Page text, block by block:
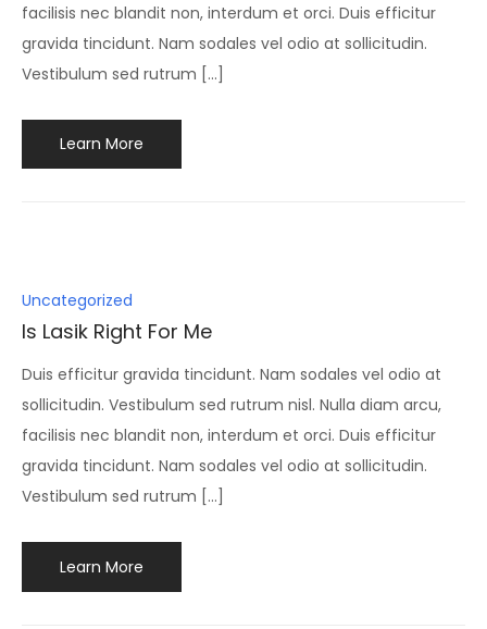
facilisis nec blandit non, interdum et orci. Duis efficitur
gravida tincidunt. Nam sodales vel odio at sollicitudin.
Vestibulum sed rutrum […]
Learn More
Posted
in
Uncategorized
Is Lasik Right For Me
Duis efficitur gravida tincidunt. Nam sodales vel odio at
sollicitudin. Vestibulum sed rutrum nisl. Nulla diam arcu,
facilisis nec blandit non, interdum et orci. Duis efficitur
gravida tincidunt. Nam sodales vel odio at sollicitudin.
Vestibulum sed rutrum […]
Learn More